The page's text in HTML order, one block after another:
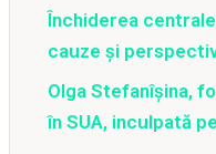
Închiderea
cauze și
Olga Stefanîşina,
în SUA, inculpată